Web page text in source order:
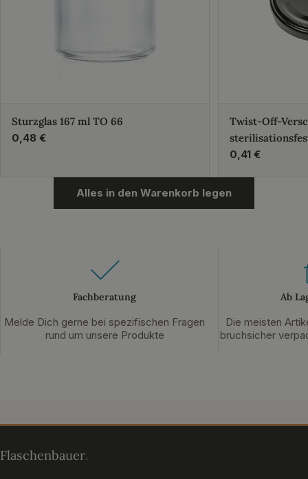
Sturzglas 167 ml TO 66
Regulärer
0,48 €
Twist-Off-
Regulärer
0,41 €
Alles in den Warenkorb legen
Fachberatung
Melde Dich gerne bei spezifischen Fragen
rund um unsere Produkte
Ab
Die meisten
bruchsicher